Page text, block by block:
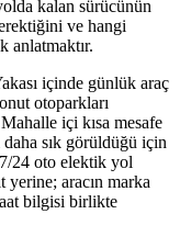
kalan sürücünün
ve hangi
anlatmaktır.
içinde günlük araç
otoparkları
içi kısa mesafe
daha sık görüldüğü için
24 oto elektik yol
yerine; aracın marka
bilgisi birlikte